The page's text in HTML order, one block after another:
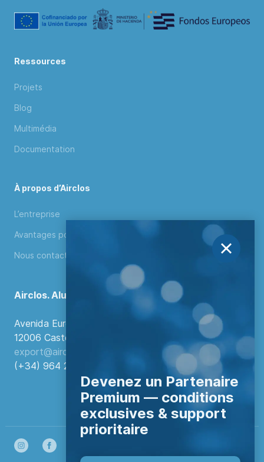
Ressources
Projets
Blog
Multimédia
Documentation
À propos d’Airclos
L’entreprise
Avantages pour distributeurs
Nous contacter
Airclos. Aluminium Systems
Avenida Europa, 103
12006 Castellón de la Plana, Espagne.
export@airclos.com
(+34) 964 260 849
Devenez un Partenaire
Premium — conditions
exclusives & support
prioritaire